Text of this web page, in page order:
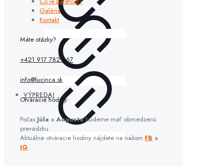
VÝPREDAJ
Galéria
Kontakt
Máte otázky?
+421 917 782 667
info@lucinca.sk
Otváracie hodiny:
Počas Júla a Augustabudeme mať obmedzenú
prevádzku.
Aktuálne otváracie hodiny nájdete na našom FB a
IG.